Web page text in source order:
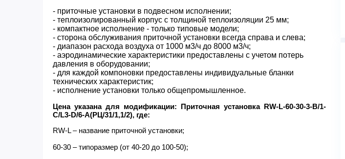
- приточные установки в подвесном исполнении;
- теплоизолированный корпус c толщиной теплоизоляции 25 мм;
- компактное исполнение - только типовые модели;
- сторона обслуживания приточной установки всегда справа и слева;
- диапазон расхода воздуха от 1000 м3/ч до 8000 м3/ч;
- аэродинамические характеристики предоставлены с учетом потерь
давления в оборудовании;
- для каждой компоновки предоставлены индивидуальные бланки
технических характеристик;
- исполнение установки только общепромышленное.
Цена указана для модификации: Приточная установка RW-L-60-30-3-B/1-
C/L3-D/6-A(РЦ/31/1,1/2), где:
RW-L – название приточной установки;
60-30 – типоразмер (от 40-20 до 100-50);